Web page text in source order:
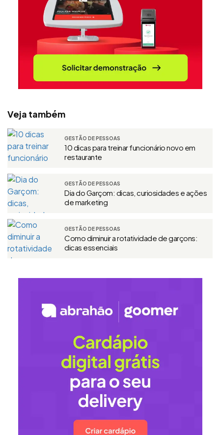
Veja também
GESTÃO DE PESSOAS
10 dicas para treinar funcionário novo em
restaurante
GESTÃO DE PESSOAS
Dia do Garçom: dicas, curiosidades e ações
de marketing
GESTÃO DE PESSOAS
Como diminuir a rotatividade de garçons:
dicas essenciais